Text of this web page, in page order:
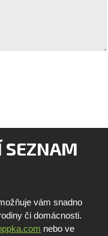
SEZNAM
vám snadno
či domácnosti.
nebo ve